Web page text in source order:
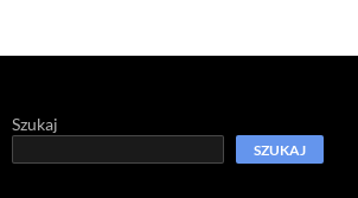
Szukaj
SZUKAJ